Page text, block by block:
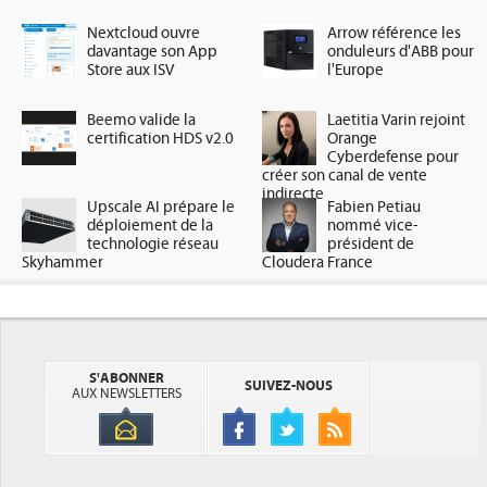
Nextcloud ouvre
davantage son App
Store aux ISV
Arrow référence les
onduleurs d'ABB pour
l'Europe
Beemo valide la
certification HDS v2.0
Laetitia Varin rejoint
Orange
Cyberdefense pour
créer son canal de vente
indirecte
Upscale AI prépare le
déploiement de la
technologie réseau
Skyhammer
Fabien Petiau
nommé vice-
président de
Cloudera France
S'ABONNER
AUX NEWSLETTERS
SUIVEZ-NOUS